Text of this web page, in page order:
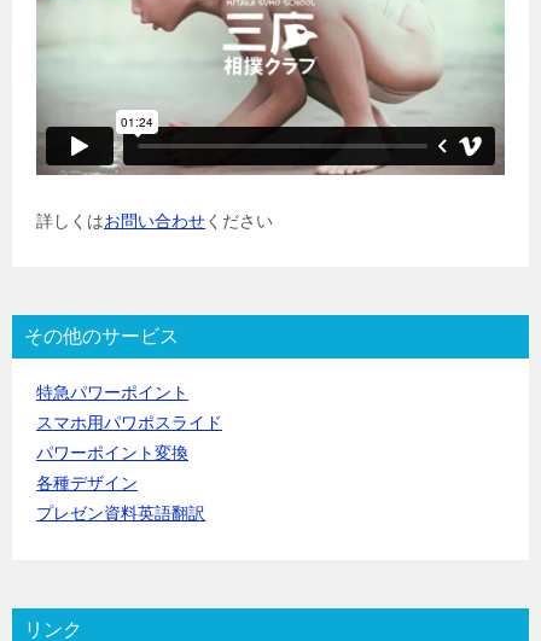
詳しくはお問い合わせください
その他のサービス
特急パワーポイント
スマホ用パワポスライド
パワーポイント変換
各種デザイン
プレゼン資料英語翻訳
リンク